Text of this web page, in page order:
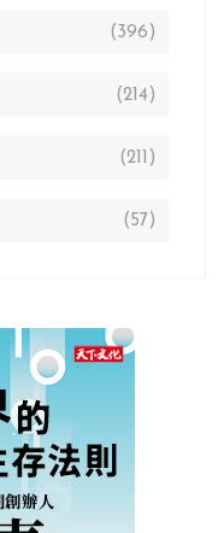
(396)
(214)
(211)
(57)